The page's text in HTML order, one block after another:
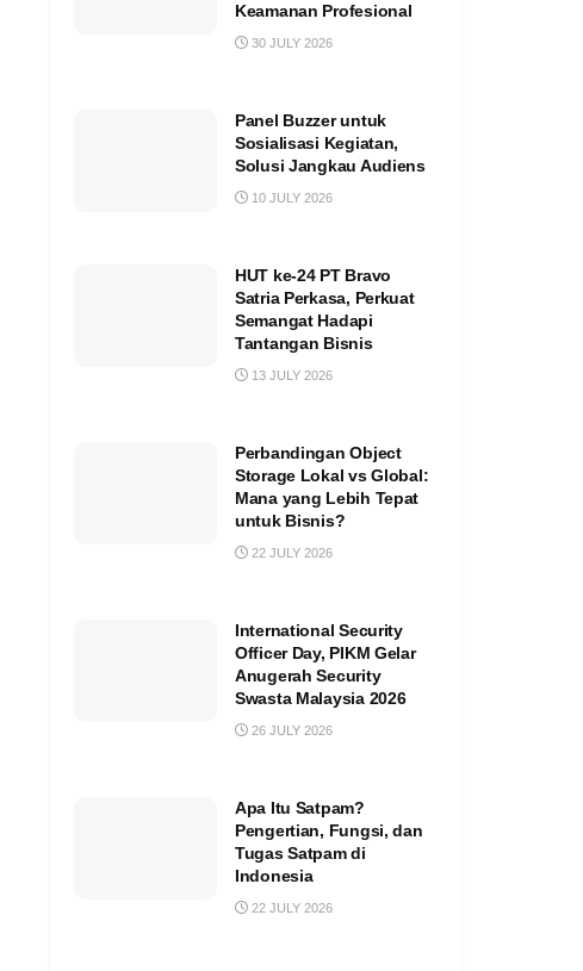
Keamanan Profesional
30 JULY 2026
Panel Buzzer untuk
Sosialisasi Kegiatan,
Solusi Jangkau Audiens
10 JULY 2026
HUT ke-24 PT Bravo
Satria Perkasa, Perkuat
Semangat Hadapi
Tantangan Bisnis
13 JULY 2026
Perbandingan Object
Storage Lokal vs Global:
Mana yang Lebih Tepat
untuk Bisnis?
22 JULY 2026
International Security
Officer Day, PIKM Gelar
Anugerah Security
Swasta Malaysia 2026
26 JULY 2026
Apa Itu Satpam?
Pengertian, Fungsi, dan
Tugas Satpam di
Indonesia
22 JULY 2026